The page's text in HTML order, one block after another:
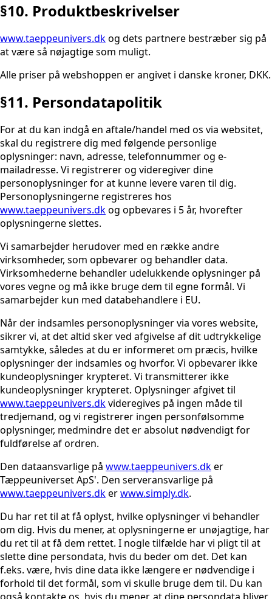
§10. Produktbeskrivelser
www.taeppeunivers.dkog dets partnere bestræber sig på
at være så nøjagtige som muligt.
Alle priser på webshoppen er angivet i danske kroner, DKK.
§11. Persondatapolitik
For at du kan indgå en aftale/handel med os via websitet,
skal du registrere dig med følgende personlige
oplysninger: navn, adresse, telefonnummer og e-
mailadresse. Vi registrerer og videregiver dine
personoplysninger for at kunne levere varen til dig.
Personoplysningerne registreres hos
www.taeppeunivers.dkog opbevares i 5 år, hvorefter
oplysningerne slettes.
Vi samarbejder herudover med en række andre
virksomheder, som opbevarer og behandler data.
Virksomhederne behandler udelukkende oplysninger på
vores vegne og må ikke bruge dem til egne formål. Vi
samarbejder kun med databehandlere i EU.
Når der indsamles personoplysninger via vores website,
sikrer vi, at det altid sker ved afgivelse af dit udtrykkelige
samtykke, således at du er informeret om præcis, hvilke
oplysninger der indsamles og hvorfor. Vi opbevarer ikke
kundeoplysninger krypteret. Vi transmitterer ikke
kundeoplysninger krypteret. Oplysninger afgivet til
www.taeppeunivers.dkvideregives på ingen måde til
tredjemand, og vi registrerer ingen personfølsomme
oplysninger, medmindre det er absolut nødvendigt for
fuldførelse af ordren.
Den dataansvarlige på www.taeppeunivers.dker
Tæppeuniverset ApS'. Den serveransvarlige på
www.taeppeunivers.dkerwww.simply.dk.
Du har ret til at få oplyst, hvilke oplysninger vi behandler
om dig. Hvis du mener, at oplysningerne er unøjagtige, har
du ret til at få dem rettet. I nogle tilfælde har vi pligt til at
slette dine persondata, hvis du beder om det. Det kan
f.eks. være, hvis dine data ikke længere er nødvendige i
forhold til det formål, som vi skulle bruge dem til. Du kan